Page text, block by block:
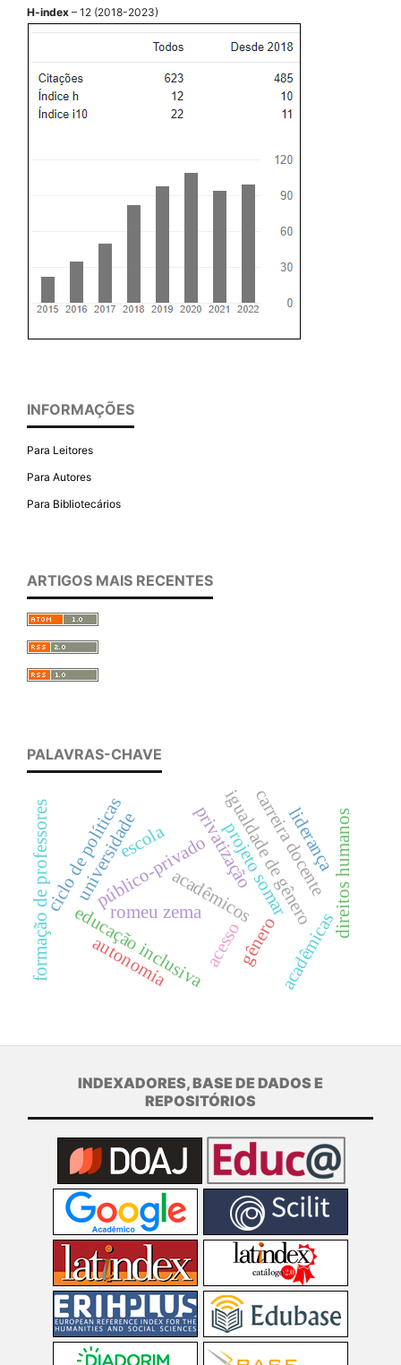
H-index – 12 (2018-2023)
INFORMAÇÕES
Para Leitores
Para Autores
Para Bibliotecários
ARTIGOS MAIS RECENTES
PALAVRAS-CHAVE
privatização
projeto somar
público-privado
romeu zema igualdade de gênero
acadêmicos
acadêmicas
universidade
gênero
ciclo de políticas
educação inclusiva acesso
direitos humanos
escola
autonomia
carreira docente
formação de professores liderança
INDEXADORES, BASE DE DADOS E
REPOSITÓRIOS